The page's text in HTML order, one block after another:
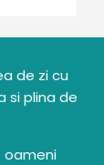
de zi cu
si plina de
oameni